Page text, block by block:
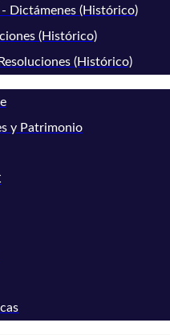
Dictámenes (Histórico)
(Histórico)
(Histórico)
y Patrimonio